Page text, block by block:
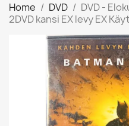
Home DVD
DVD -
2DVD kansi EX levy EX